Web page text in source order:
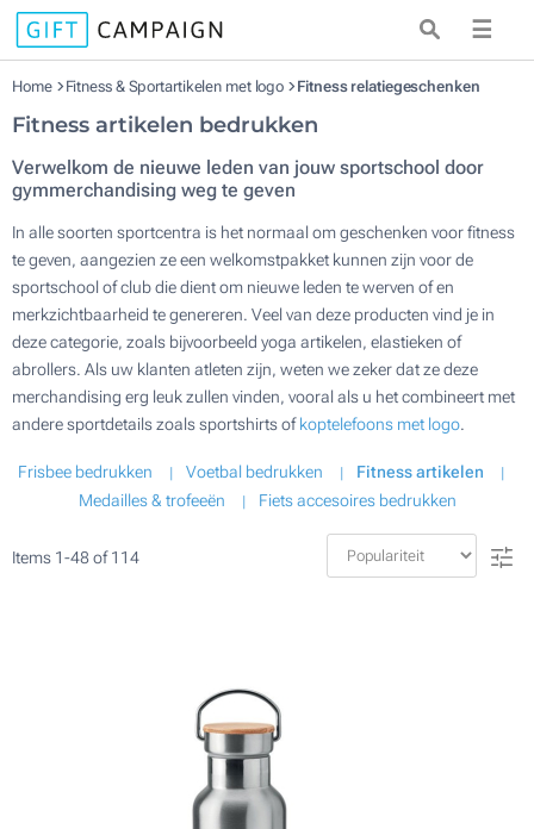
☰
Home Fitness & Sportartikelen met logo Fitness relatiegeschenken
Fitness artikelen bedrukken
Verwelkom de nieuwe leden van jouw sportschool door
gymmerchandising weg te geven
In alle soorten sportcentra is het normaal om geschenken voor fitness
te geven, aangezien ze een welkomstpakket kunnen zijn voor de
sportschool of club die dient om nieuwe leden te werven of en
merkzichtbaarheid te genereren. Veel van deze producten vind je in
deze categorie, zoals bijvoorbeeld yoga artikelen, elastieken of
abrollers. Als uw klanten atleten zijn, weten we zeker dat ze deze
merchandising erg leuk zullen vinden, vooral als u het combineert met
andere sportdetails zoals sportshirts ofkoptelefoons met logo.
Frisbee bedrukken Voetbal bedrukken
Fitness artikelen
Medailles & trofeeën
Fiets accesoires bedrukken
Items 1-48of114